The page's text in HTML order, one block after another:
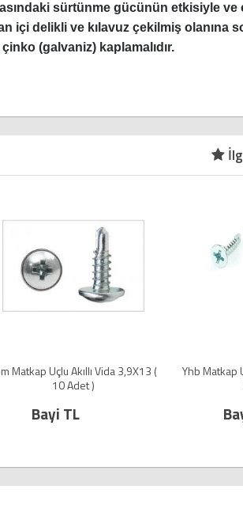
sürtünme gücünün etkisiyle
içi delikli ve kılavuz çekilmiş olanına
çinko (galvaniz) kaplamalıdır.
(
Yhb Matkap Uçlu Akıllı Vida 3,9X22 (